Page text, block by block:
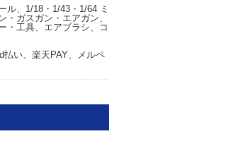
ル、1/18・1/43・1/64 ミ
ガスガン・エアガン、
・工具、エアブラシ、コ
い、楽天PAY、メルペ